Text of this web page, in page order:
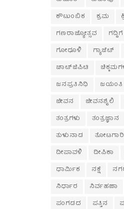
ಕೌಟುಂಬಿಕ
ಕ್ರಮ
ಗಣರಾಜ್ಯೋತ್ಸವ
ಗದ್ದಿಗೆ
ಗೋಧೂಳಿ
ಗ್ಯಾಜೆಟ್
ಚಾಟ್‌ಜಿಪಿಟಿ
ಜನಪ್ರತಿನಿಧಿ
ಜಯಂತಿ
ಜೀವನ
ಜೀವನಶೈಲಿ
ತಂತ್ರಗಳು
ತಂತ್ರಜ್ಞಾನ
ತುಳುನಾಡ
ದೀಪಾವಳಿ
ದೀಪಿಕಾ
ಧಾರ್ಮಿಕ
ನಕ್ಷೆ
ನಿರ್ಧಾರ
ನಿರ್ವಹಣಾ
ಪಂಗಡದ
ಪತ್ತಿನ